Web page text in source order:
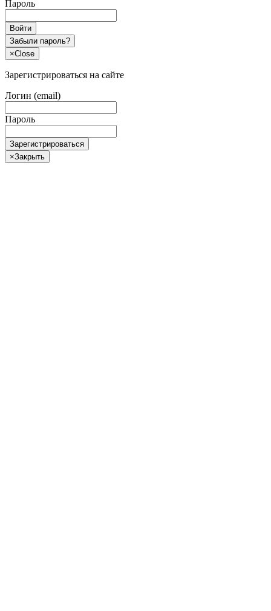
Пароль
Войти
Забыли пароль?
×Close
Зарегистрироваться на сайте
Логин (email)
Пароль
Зарегистрироваться
×Закрыть